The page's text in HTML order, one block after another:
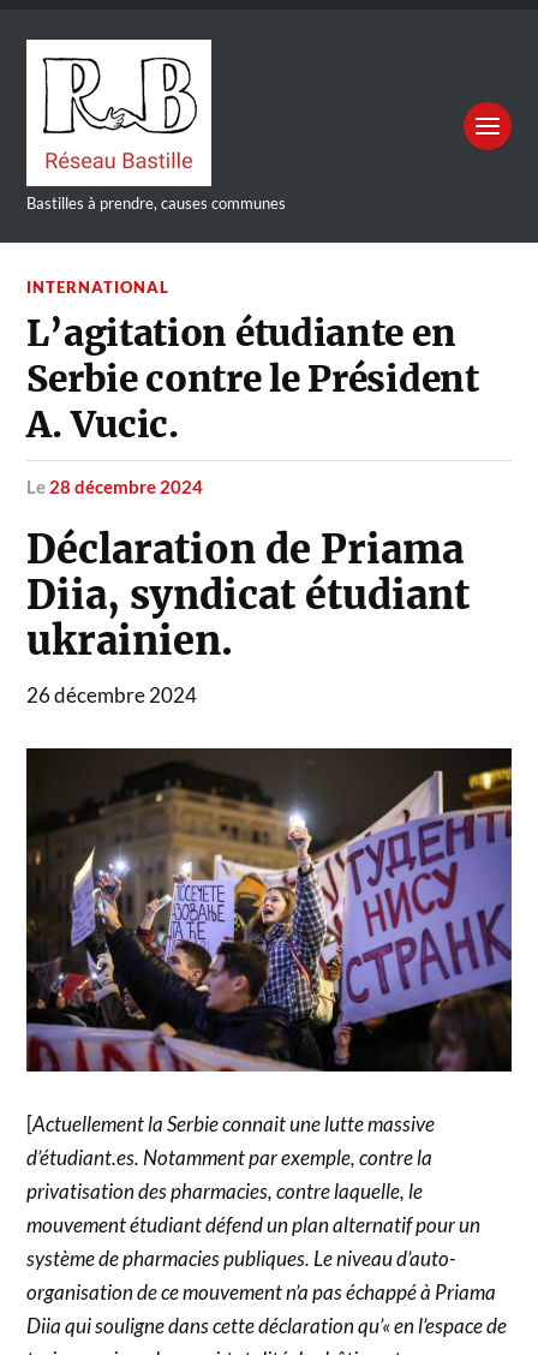
Bastilles à prendre, causes communes
INTERNATIONAL
L’agitation étudiante en
Serbie contre le Président
A. Vucic.
le 28 décembre 2024
Déclaration de Priama
Diia, syndicat étudiant
ukrainien.
26 décembre 2024
[Actuellement la Serbie connait une lutte massive
d’étudiant.es. Notamment par exemple, contre la
privatisation des pharmacies, contre laquelle, le
mouvement étudiant défend un plan alternatif pour un
système de pharmacies publiques. Le niveau d’auto-
organisation de ce mouvement n’a pas échappé à Priama
Diia qui souligne dans cette déclaration qu’« en l’espace de